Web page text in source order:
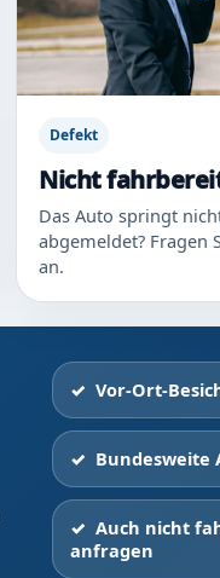
Defekt
Nicht
Das Auto springt
abgemeldet? Fragen
an.
Vor-Ort-
Bundesweite
Auch nicht
anfragen